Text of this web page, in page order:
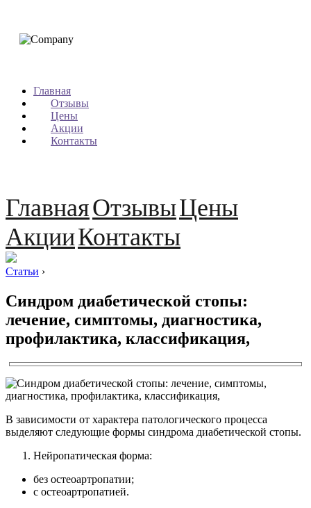
Главная
Отзывы
Цены
Акции
Контакты
ГлавнаяОтзывыЦены
АкцииКонтакты
Статьи ›
Синдром диабетической стопы:
лечение, симптомы, диагностика,
профилактика, классификация,
В зависимости от характера патологического процесса
выделяют следующие формы синдрома диабетической стопы.
Нейропатическая форма:
без остеоартропатии;
с остеоартропатией.